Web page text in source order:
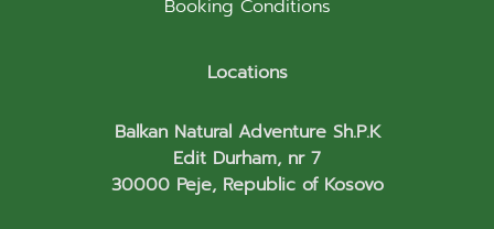
Booking Conditions
Locations
Balkan Natural Adventure Sh.P.K
Edit Durham, nr 7
30000 Peje, Republic of Kosovo